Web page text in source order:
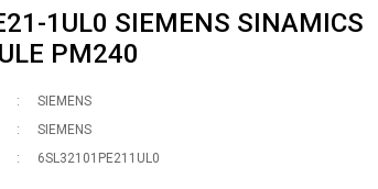
1UL0 SIEMENS SINAMICS
PM240
SIEMENS
SIEMENS
6SL32101PE211UL0